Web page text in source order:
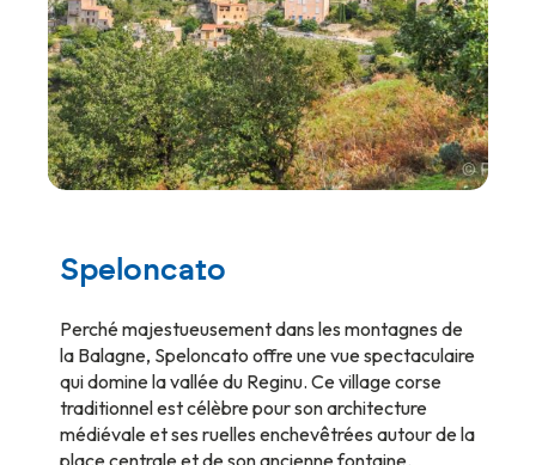
Speloncato
Perché majestueusement dans les montagnes de
la Balagne, Speloncato offre une vue spectaculaire
qui domine la vallée du Reginu. Ce village corse
traditionnel est célèbre pour son architecture
médiévale et ses ruelles enchevêtrées autour de la
place centrale et de son ancienne fontaine.